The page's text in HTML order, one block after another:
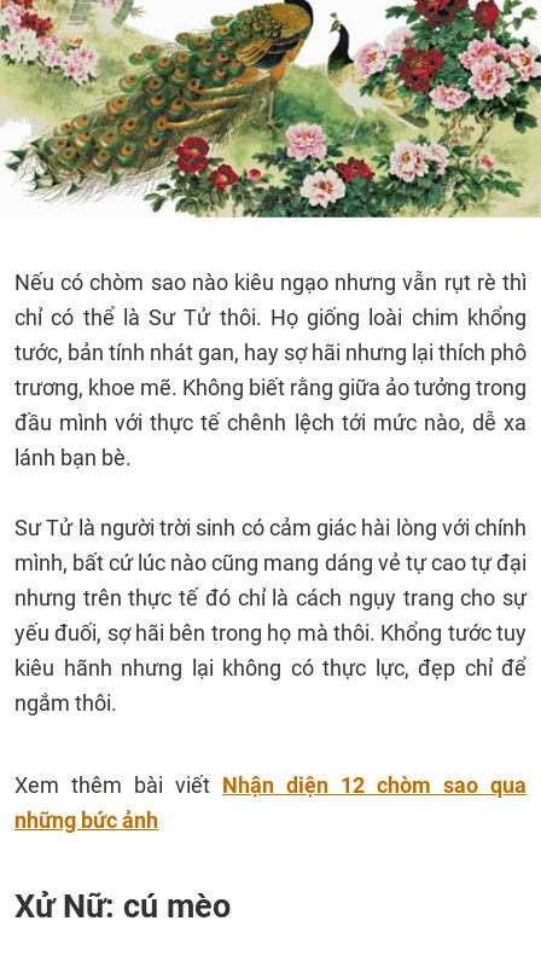
Nếu có chòm sao nào kiêu ngạo nhưng vẫn rụt rè thì
chỉ có thể là Sư Tử thôi. Họ giống loài chim khổng
tước, bản tính nhát gan, hay sợ hãi nhưng lại thích phô
trương, khoe mẽ. Không biết rằng giữa ảo tưởng trong
đầu mình với thực tế chênh lệch tới mức nào, dễ xa
lánh bạn bè.
Sư Tử là người trời sinh có cảm giác hài lòng với chính
mình, bất cứ lúc nào cũng mang dáng vẻ tự cao tự đại
nhưng trên thực tế đó chỉ là cách ngụy trang cho sự
yếu đuối, sợ hãi bên trong họ mà thôi. Khổng tước tuy
kiêu hãnh nhưng lại không có thực lực, đẹp chỉ để
ngắm thôi.
Xem thêm bài viết Nhận diện 12 chòm sao qua
những bức ảnh
Xử Nữ: cú mèo